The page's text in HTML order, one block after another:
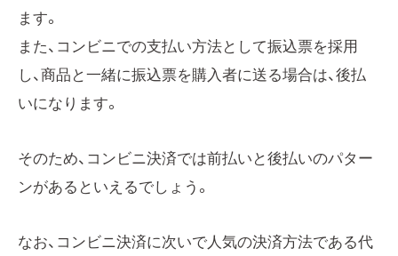
ます。
また、コンビニでの支払い方法として振込票を採用
し、商品と一緒に振込票を購入者に送る場合は、後払
いになります。
そのため、コンビニ決済では前払いと後払いのパター
ンがあるといえるでしょう。
なお、コンビニ決済に次いで人気の決済方法である代